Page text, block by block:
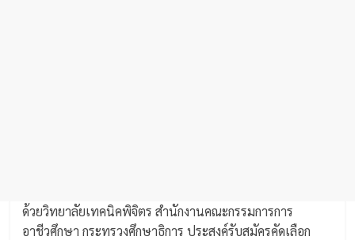
ด้วยวิทยาลัยเทคนิคพิจิตร สำนักงานคณะกรรมการการ
อาชีวศึกษา กระทรวงศึกษาธิการ ประสงค์รับสมัครคัดเลือก